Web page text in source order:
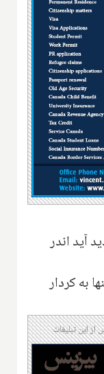
آید اندر
به کردار
این تبلیغات